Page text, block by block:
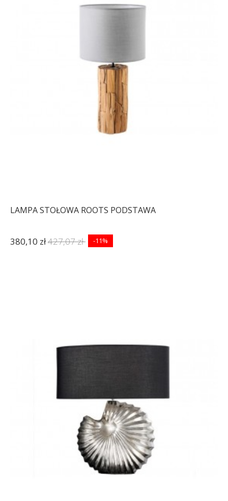
LAMPA STOŁOWA ROOTS PODSTAWA
380,10 zł427,07 zł -11%